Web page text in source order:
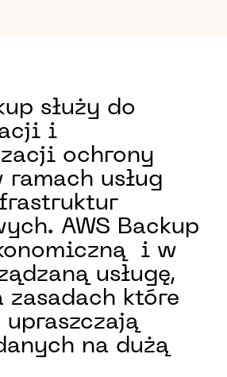
służy do
i
ochrony
ramach usług
AWS Backup
i w
usługę,
zasadach które
upraszczają
na dużą